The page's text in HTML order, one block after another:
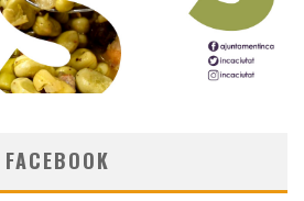
FACEBOOK